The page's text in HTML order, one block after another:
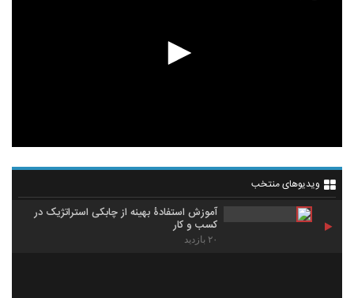
ویدیوهای منتخب
آموزش استفادۀ بهینه از چابکی استراتژیک در
کسب و کار
۲۰ بازدید